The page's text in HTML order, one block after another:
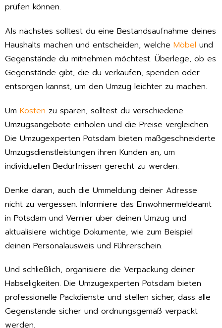
prüfen können.
Als nächstes solltest du eine Bestandsaufnahme deines
Haushalts machen und entscheiden, welche Möbel und
Gegenstände du mitnehmen möchtest. Überlege, ob es
Gegenstände gibt, die du verkaufen, spenden oder
entsorgen kannst, um den Umzug leichter zu machen.
Um Kosten zu sparen, solltest du verschiedene
Umzugsangebote einholen und die Preise vergleichen.
Die Umzugexperten Potsdam bieten maßgeschneiderte
Umzugsdienstleistungen ihren Kunden an, um
individuellen Bedürfnissen gerecht zu werden.
Denke daran, auch die Ummeldung deiner Adresse
nicht zu vergessen. Informiere das Einwohnermeldeamt
in Potsdam und Vernier über deinen Umzug und
aktualisiere wichtige Dokumente, wie zum Beispiel
deinen Personalausweis und Führerschein.
Und schließlich, organisiere die Verpackung deiner
Habseligkeiten. Die Umzugexperten Potsdam bieten
professionelle Packdienste und stellen sicher, dass alle
Gegenstände sicher und ordnungsgemäß verpackt
werden.